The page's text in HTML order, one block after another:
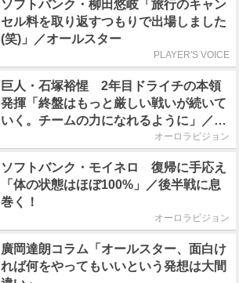
ソフトバンク・柳田悠岐「旅行のキャン
セル料を取り返すつもりで出場しました
(笑)」／オールスター
PLAYER'S VOICE
巨人・石塚裕惺 2年目ドライチの本領
発揮「終盤はもっと厳しい戦いが続いて
いく。チームの力になれるように」／後
オーロラビジョン
ソフトバンク・モイネロ 復帰に手応え
「体の状態はほぼ100%」／後半戦に息
巻く！
オーロラビジョン
廣岡達朗コラム「オールスター、面白け
れば何をやってもいいという発想は大間